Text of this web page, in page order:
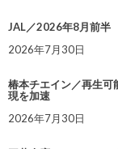
JAL／2026年8月前半
2026年7月30日
椿本チエイン／再生可
現を加速
2026年7月30日